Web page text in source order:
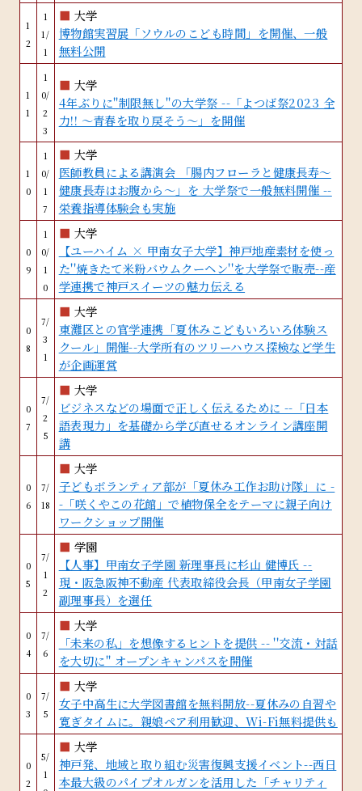
1
2
1
1/
1
■ 大学
博物館実習展「ソウルのこども時間」を開催、一般
無料公開
1
1
1
0/
2
3
■ 大学
4年ぶりに''制限無し''の大学祭 --「よつば祭2023 全
力!! ～青春を取り戻そう～」を開催
1
0
1
0/
1
7
■ 大学
医師教員による講演会 「腸内フローラと健康長寿～
健康長寿はお腹から～」を 大学祭で一般無料開催 --
栄養指導体験会も実施
0
9
1
0/
1
0
■ 大学
【ユーハイム × 甲南女子大学】神戸地産素材を使っ
た''焼きたて米粉バウムクーヘン''を大学祭で販売--産
学連携で神戸スイーツの魅力伝える
0
8
7/
3
1
■ 大学
東灘区との官学連携「夏休みこどもいろいろ体験ス
クール」開催--大学所有のツリーハウス探検など学生
が企画運営
0
7
7/
2
5
■ 大学
ビジネスなどの場面で正しく伝えるために --「日本
語表現力」を基礎から学び直せるオンライン講座開
講
0
6
7/
18
■ 大学
子どもボランティア部が「夏休み工作お助け隊」に -
-「咲くやこの花館」で植物保全をテーマに親子向け
ワークショップ開催
0
5
7/
1
2
■ 学園
【人事】甲南女子学園 新理事長に杉山 健博氏 --
現・阪急阪神不動産 代表取締役会長（甲南女子学園
副理事長）を選任
0
4
7/
6
■ 大学
「未来の私」を想像するヒントを提供 -- ''交流・対話
を大切に'' オープンキャンパスを開催
0
3
7/
5
■ 大学
女子中高生に大学図書館を無料開放--夏休みの自習や
寛ぎタイムに。親娘ペア利用歓迎、Wi-Fi無料提供も
0
2
5/
1
■ 大学
神戸発、地域と取り組む災害復興支援イベント--西日
本最大級のパイプオルガンを活用した「チャリティ